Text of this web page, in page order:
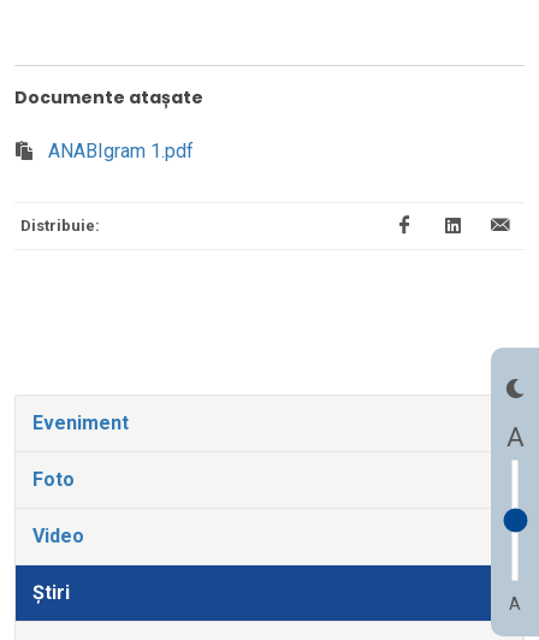
A
A
Documente atașate
ANABIgram 1.pdf
Distribuie:
Eveniment
Foto
Video
Știri